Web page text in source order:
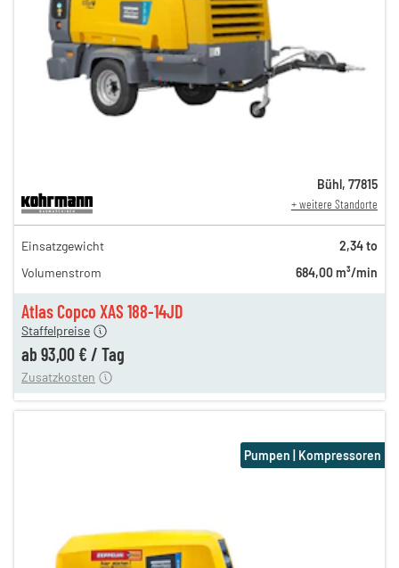
Atlas Copco XAS 188-14JD
162,00 €
135,00 €
112,00 €
Staffelpreise
ab 93,00 € / Tag
12,00 €
Zusatzkosten
Bühl, 77815
+ weitere Standorte
Einsatzgewicht
2,34 to
Volumenstrom
684,00 m³/min
Pumpen | Kompressoren